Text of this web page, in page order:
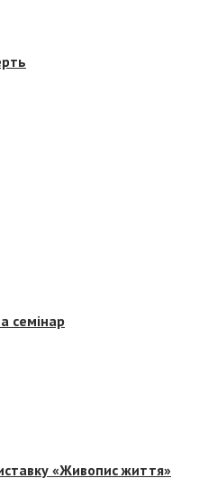
семінар
«Живопис життя»